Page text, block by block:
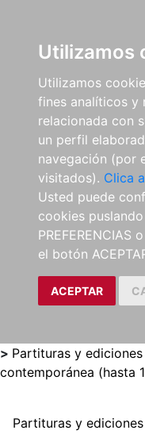
Utilizamos
Utilizamos
fines analíticos y
relacionada con
un perfil
navegación (por
visitados). Clica
Usted puede
cookies
PREFERENCIAS
el botón
ACEPTAR
> Partituras y
contemporánea (hasta
Partituras y